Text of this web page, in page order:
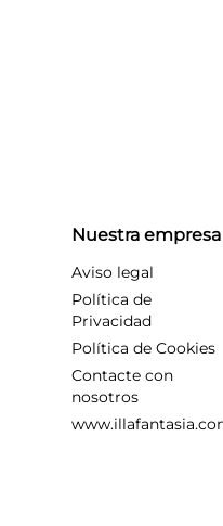
Nuestra empresa
Aviso legal
Política de
Privacidad
Política de Cookies
Contacte con
nosotros